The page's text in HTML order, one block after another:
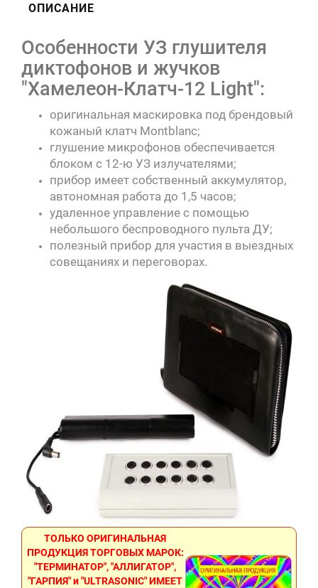
ОПИСАНИЕ
Особенности УЗ глушителя
диктофонов и жучков
"Хамелеон-Клатч-12 Light":
оригинальная маскировка под брендовый
кожаный клатч Montblanc;
глушение микрофонов обеспечивается
блоком с 12-ю УЗ излучателями;
прибор имеет собственный аккумулятор,
автономная работа до 1,5 часов;
удаленное управление с помощью
небольшого беспроводного пульта ДУ;
полезный прибор для участия в выездных
совещаниях и переговорах.
ТОЛЬКО ОРИГИНАЛЬНАЯ
ПРОДУКЦИЯ ТОРГОВЫХ МАРОК:
"ТЕРМИНАТОР", "АЛЛИГАТОР",
"ГАРПИЯ" и "ULTRASONIC" ИМЕЕТ